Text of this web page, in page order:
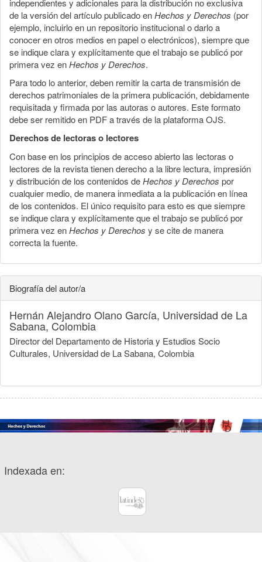
independientes y adicionales para la distribución no exclusiva
de la versión del artículo publicado enHechos y Derechos (por
ejemplo, incluirlo en un repositorio institucional o darlo a
conocer en otros medios en papel o electrónicos), siempre que
se indique clara y explícitamente que el trabajo se publicó por
primera vez enHechos y Derechos.
Para todo lo anterior, deben remitir la carta de transmisión de
derechos patrimoniales de la primera publicación, debidamente
requisitada y firmada por las autoras o autores. Este formato
debe ser remitido en PDF a través de la plataforma OJS.
Derechos de lectoras o lectores
Con base en los principios de acceso abierto las lectoras o
lectores de la revista tienen derecho a la libre lectura, impresión
y distribución de los contenidos deHechos y Derechos por
cualquier medio, de manera inmediata a la publicación en línea
de los contenidos. El único requisito para esto es que siempre
se indique clara y explícitamente que el trabajo se publicó por
primera vez enHechos y Derechos y se cite de manera
correcta la fuente.
Biografía del autor/a
Hernán Alejandro Olano García, Universidad de La
Sabana, Colombia
Director del Departamento de Historia y Estudios Socio
Culturales, Universidad de La Sabana, Colombia
Indexada en: